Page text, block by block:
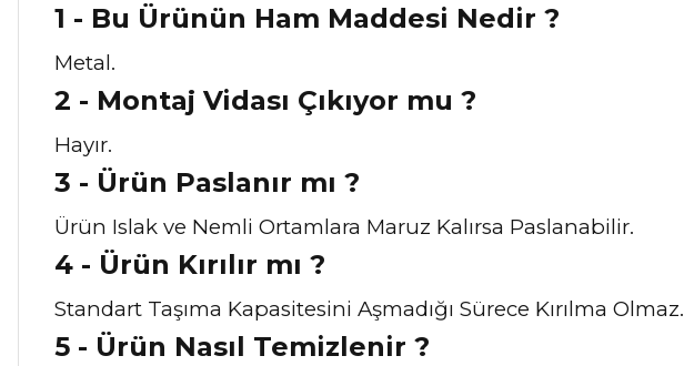
1 - Bu Ürünün Ham Maddesi Nedir ?
Metal.
2 - Montaj Vidası Çıkıyor mu ?
Hayır.
3 - Ürün Paslanır mı ?
Ürün Islak ve Nemli Ortamlara Maruz Kalırsa Paslanabilir.
4 - Ürün Kırılır mı ?
Standart Taşıma Kapasitesini Aşmadığı Sürece Kırılma Olmaz.
5 - Ürün Nasıl Temizlenir ?